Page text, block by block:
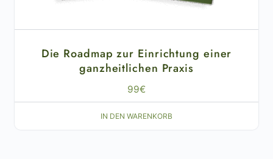
Die Roadmap zur Einrichtung einer
ganzheitlichen Praxis
99€
IN DEN WARENKORB